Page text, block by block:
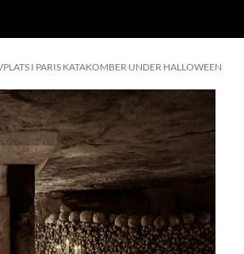
I PARIS KATAKOMBER UNDER HALLOWEEN